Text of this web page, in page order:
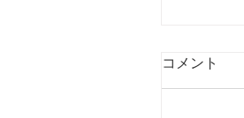
コメント